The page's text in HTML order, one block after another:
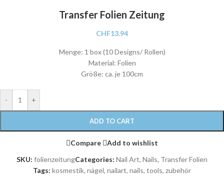
Transfer Folien Zeitung
CHF13.94
Menge: 1 box (10 Designs/ Rollen)
Material: Folien
Größe: ca. je 100cm
- +
ADD TO CART
Compare
Add to wishlist
SKU: folienzeitungCategories: Nail Art, Nails, Transfer Folien
Tags: kosmestik, nägel, nailart, nails, tools, zubehör